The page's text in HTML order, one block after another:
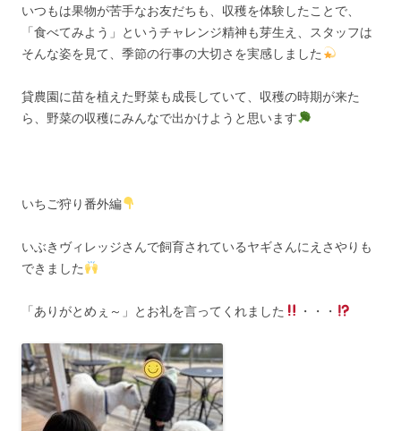
いつもは果物が苦手なお友だちも、収穫を体験したことで、
「食べてみよう」というチャレンジ精神も芽生え、スタッフは
そんな姿を見て、季節の行事の大切さを実感しました
貸農園に苗を植えた野菜も成長していて、収穫の時期が来た
ら、野菜の収穫にみんなで出かけようと思います
いちご狩り番外編
いぶきヴィレッジさんで飼育されているヤギさんにえさやりも
できました
「ありがとめぇ～」とお礼を言ってくれました ・・・